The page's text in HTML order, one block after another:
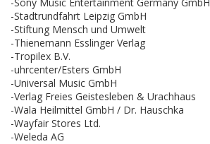
-Stadtrundfahrt Leipzig GmbH
-Stiftung Mensch und Umwelt
-Thienemann Esslinger Verlag
-Tropilex B.V.
-uhrcenter/Esters GmbH
-Universal Music GmbH
-Verlag Freies Geistesleben & Urachhaus
-Wala Heilmittel GmbH / Dr. Hauschka
-Wayfair Stores Ltd.
-Weleda AG